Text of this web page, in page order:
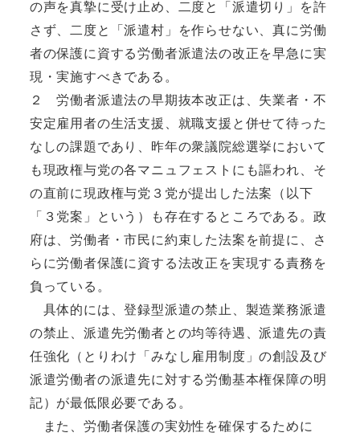
の声を真摯に受け止め、二度と「派遣切り」を許
さず、二度と「派遣村」を作らせない、真に労働
者の保護に資する労働者派遣法の改正を早急に実
現・実施すべきである。
２ 労働者派遣法の早期抜本改正は、失業者・不
安定雇用者の生活支援、就職支援と併せて待った
なしの課題であり、昨年の衆議院総選挙において
も現政権与党の各マニュフェストにも謳われ、そ
の直前に現政権与党３党が提出した法案（以下
「３党案」という）も存在するところである。政
府は、労働者・市民に約束した法案を前提に、さ
らに労働者保護に資する法改正を実現する責務を
負っている。
具体的には、登録型派遣の禁止、製造業務派遣
の禁止、派遣先労働者との均等待遇、派遣先の責
任強化（とりわけ「みなし雇用制度」の創設及び
派遣労働者の派遣先に対する労働基本権保障の明
記）が最低限必要である。
また、労働者保護の実効性を確保するために